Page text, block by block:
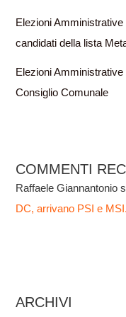
Elezioni
candidati della lista
Elezioni
Consiglio Comunale
COMMENTI
Raffaele Giannantonio
DC, arrivano PSI e
ARCHIVI